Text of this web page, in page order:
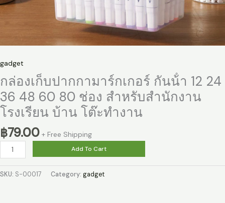
gadget
กล่องเก็บปากกามาร์กเกอร์ กันน้ํา 12 24
36 48 60 80 ช่อง สําหรับสํานักงาน
โรงเรียน บ้าน โต๊ะทํางาน
฿79.00 + Free Shipping
กล่อง
เก็บ
ปาก
Add To Cart
SKU: S-00017 Category: gadget